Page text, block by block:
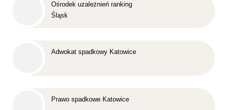
Ośrodek uzależnień ranking
Śląsk
Adwokat spadkowy Katowice
Prawo spadkowe Katowice